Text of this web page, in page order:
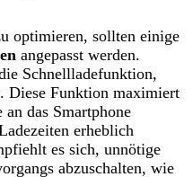
optimieren, sollten einige
angepasst werden.
Schnellladefunktion,
Diese Funktion maximiert
das Smartphone
erheblich
es sich, unnötige
abzuschalten, wie